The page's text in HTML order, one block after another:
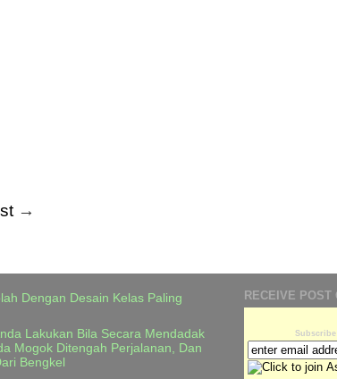
→
Dengan Desain Kelas Paling
Lakukan Bila Secara Mendadak
Mogok Ditengah Perjalanan, Dan
Bengkel
RECEIVE POST